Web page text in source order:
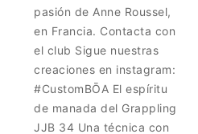
pasión de Anne Roussel,
en Francia. Contacta con
el club Sigue nuestras
creaciones en instagram:
#CustomBŌA El espíritu
de manada del Grappling
JJB 34 Una técnica con